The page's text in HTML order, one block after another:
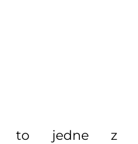
to jedne z